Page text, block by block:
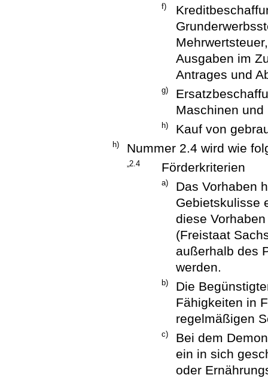
f)
Ausgaben im
Antrages und
g)
Maschinen
h) Kauf von
h) Nummer 2.4 wird wie
„2.4 Förderkriterien
a)
Das Vorhaben
Gebietskulisse
diese
(Freistaat
außerhalb des
werden.
b)
Die
Fähigkeiten in
regelmäßigen
c)
Bei dem
ein in sich
oder